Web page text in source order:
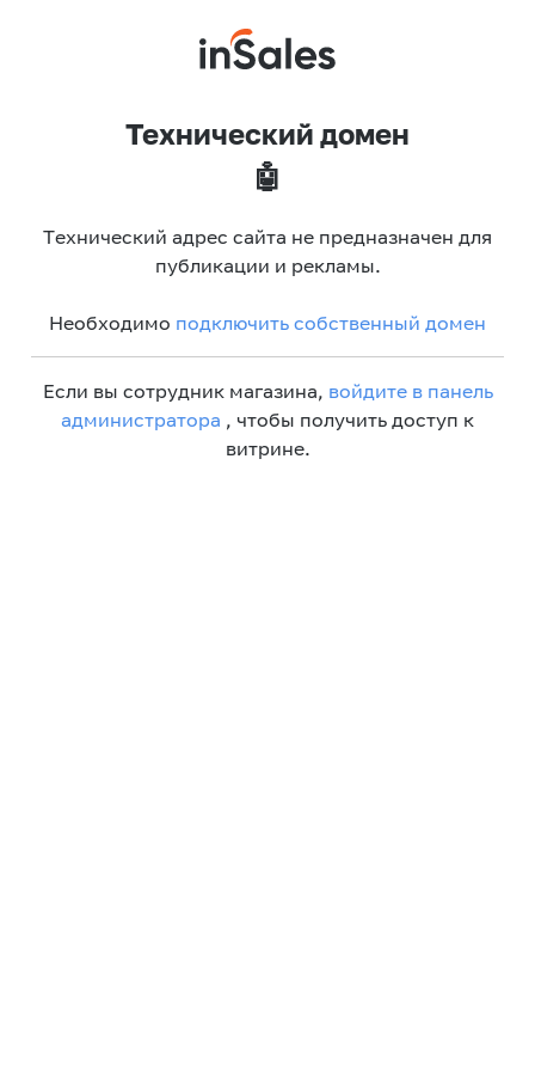
Технический домен
🤖
Технический адрес сайта не предназначен для
публикации и рекламы.
Необходимо подключить собственный домен
Если вы сотрудник магазина, войдите в панель
администратора , чтобы получить доступ к
витрине.